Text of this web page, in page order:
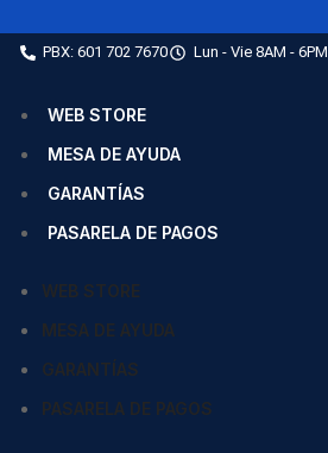
PBX: 601 702 7670 Lun - Vie 8AM - 6PM
WEB STORE
MESA DE AYUDA
GARANTÍAS
PASARELA DE PAGOS
WEB STORE
MESA DE AYUDA
GARANTÍAS
PASARELA DE PAGOS